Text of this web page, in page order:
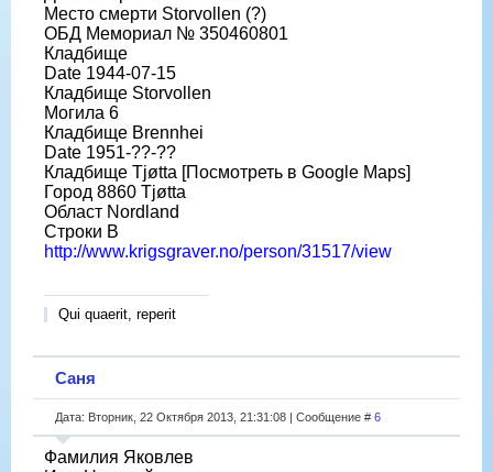
Место смерти Storvollen (?)
ОБД Мемориал № 350460801
Кладбище
Date 1944-07-15
Кладбище Storvollen
Могила 6
Кладбище Brennhei
Date 1951-??-??
Кладбище Tjøtta [Посмотреть в Google Maps]
Город 8860 Tjøtta
Област Nordland
Строки B
http://www.krigsgraver.no/person/31517/view
Qui quaerit, reperit
Саня
Дата: Вторник, 22 Октября 2013, 21:31:08 | Сообщение # 6
Фамилия Яковлев